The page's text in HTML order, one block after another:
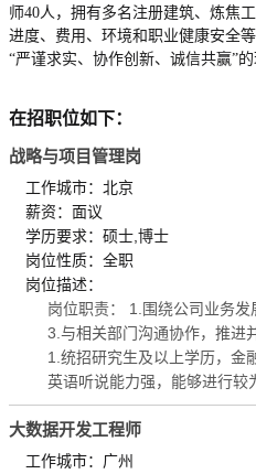
师40人，拥有多名注册建筑、炼焦
进度、费用、环境和职业健康安全
“严谨求实、协作创新、诚信共赢”
在招职位如下：
战略与项目管理岗
工作城市：北京
薪资：面议
学历要求：硕士,博士
岗位性质：全职
岗位描述：
岗位职责： 1.围绕公司业务
3.与相关部门沟通协作，推进
1.统招研究生及以上学历，金
英语听说能力强，能够进行较
大数据开发工程师
工作城市：广州